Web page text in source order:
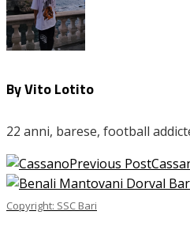
By Vito Lotito
22 anni, barese, football
Previous Post
Copyright: SSC Bari